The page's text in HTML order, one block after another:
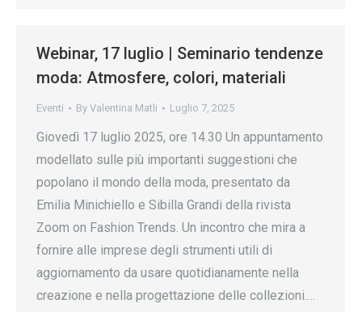
Webinar, 17 luglio | Seminario tendenze
moda: Atmosfere, colori, materiali
Eventi By Valentina Matli Luglio 7, 2025
Giovedì 17 luglio 2025, ore 14.30 Un appuntamento
modellato sulle più importanti suggestioni che
popolano il mondo della moda, presentato da
Emilia Minichiello e Sibilla Grandi della rivista
Zoom on Fashion Trends. Un incontro che mira a
fornire alle imprese degli strumenti utili di
aggiornamento da usare quotidianamente nella
creazione e nella progettazione delle collezioni.…